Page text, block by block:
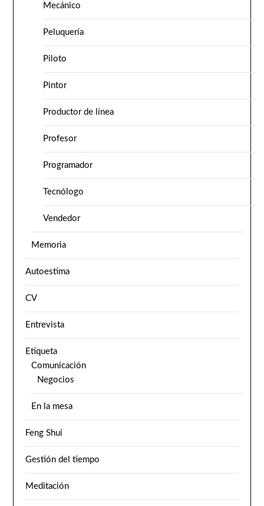
Mecánico
Peluquería
Piloto
Pintor
Productor de línea
Profesor
Programador
Tecnólogo
Vendedor
Memoria
Autoestima
CV
Entrevista
Etiqueta
Comunicación
Negocios
En la mesa
Feng Shui
Gestión del tiempo
Meditación